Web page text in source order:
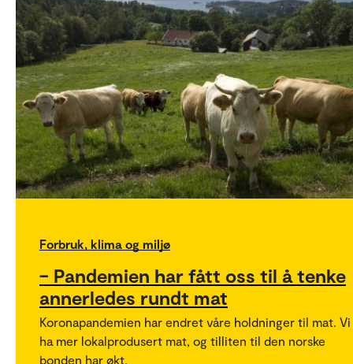
Forbruk, klima og miljø
– Pandemien har fått oss til å tenke
annerledes rundt mat
Koronapandemien har endret våre holdninger til mat.
ha mer lokalprodusert mat, og tilliten til den norske
bonden har økt.